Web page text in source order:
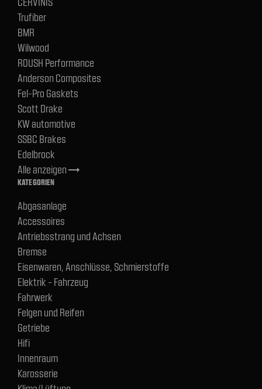
Trufiber
BMR
Wilwood
ROUSH Performance
Anderson Composites
Fel-Pro Gaskets
Scott Drake
KW automotive
SSBC Brakes
Edelbrock
Alle anzeigentrending_flat
KATEGORIEN
Abgasanlage
Accessoires
Antriebsstrang und Achsen
Bremse
Eisenwaren, Anschlüsse, Schmierstoffe
Elektrik - Fahrzeug
Fahrwerk
Felgen und Reifen
Getriebe
Hifi
Innenraum
Karosserie